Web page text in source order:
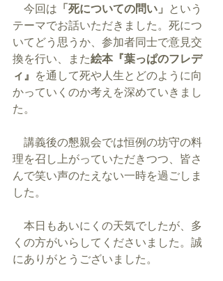
今回は 「死についての問い」 という
テーマでお話いただきました。死につ
いてどう思うか、参加者同士で意見交
換を行い、また絵本『葉っぱのフレデ
ィ』 を通して死や人生とどのように向
かっていくのか考えを深めていきまし
た。
講義後の懇親会では恒例の坊守の料
理を召し上がっていただきつつ、皆さ
んで笑い声のたえない一時を過ごしま
した。
本日もあいにくの天気でしたが、多
くの方がいらしてくださいました。誠
にありがとうございました。